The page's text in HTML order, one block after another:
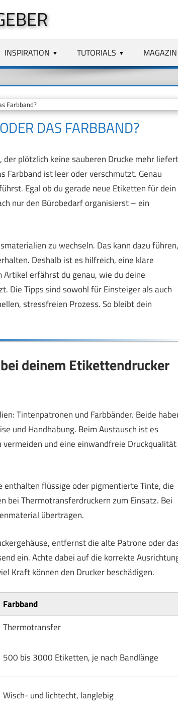
INSPIRATION TUTORIALS MAGAZIN
Farbband?
DAS FARBBAND?
plötzlich keine sauberen Drucke mehr
Farbband ist leer oder verschmutzt. Genau
Egal ob du gerade neue Etiketten für dein
nur den Bürobedarf organisierst – ein
zu wechseln. Das kann dazu führen,
Deshalb ist es hilfreich, eine klare
erfährst du genau, wie du deine
Die Tipps sind sowohl für Einsteiger als auch
stressfreien Prozess. So bleibt dein
deinem Etikettendrucker
Tintenpatronen und Farbbänder. Beide
und Handhabung. Beim Austausch ist es
und eine einwandfreie Druckqualität
flüssige oder pigmentierte Tinte, die
bei Thermotransferdruckern zum Einsatz. Bei
übertragen.
entfernst die alte Patrone oder
ein. Achte dabei auf die korrekte
Kraft können den Drucker beschädigen.
Farbband
Thermotransfer
500 bis 3000 Etiketten, je nach Bandlänge
Wisch- und lichtecht, langlebig